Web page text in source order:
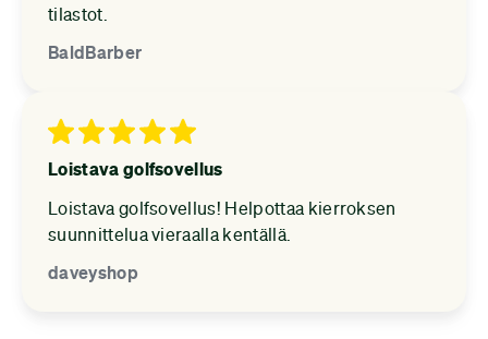
tilastot.
BaldBarber
Loistava golfsovellus
Loistava golfsovellus! Helpottaa kierroksen
suunnittelua vieraalla kentällä.
daveyshop